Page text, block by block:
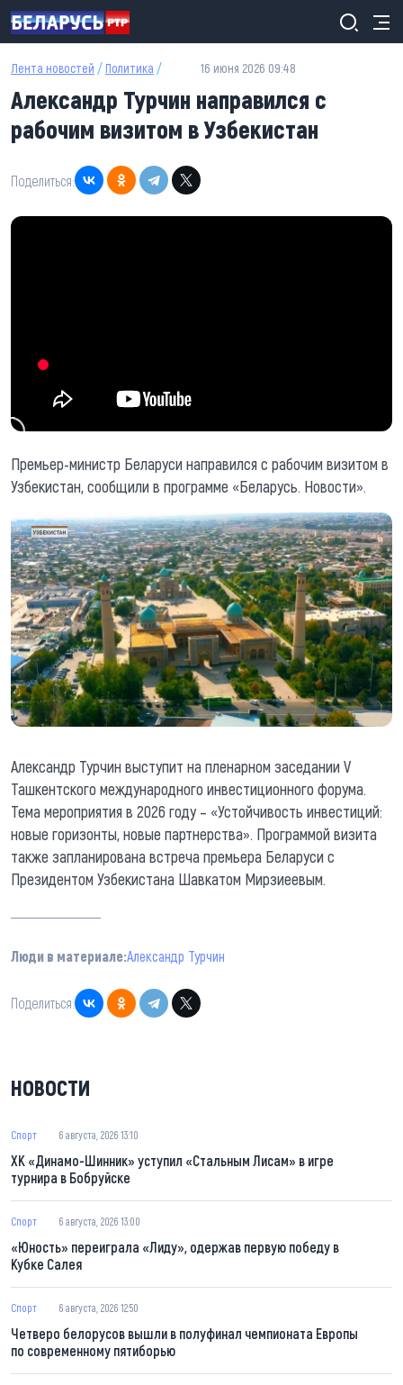
Перейти к основному содержанию
Лента новостей / Политика / 16 июня 2026 09:48
Александр Турчин направился с
рабочим визитом в Узбекистан
Поделиться:
Премьер-министр Беларуси направился с рабочим визитом в
Узбекистан, сообщили в программе «Беларусь. Новости».
Александр Турчин выступит на пленарном заседании V
Ташкентского международного инвестиционного форума.
Тема мероприятия в 2026 году – «Устойчивость инвестиций:
новые горизонты, новые партнерства». Программой визита
также запланирована встреча премьера Беларуси с
Президентом Узбекистана Шавкатом Мирзиеевым.
Люди в материале:Александр Турчин
Поделиться:
НОВОСТИ
Спорт 6 августа, 2026 13:10
ХК «Динамо-Шинник» уступил «Стальным Лисам» в игре
турнира в Бобруйске
Спорт 6 августа, 2026 13:00
«Юность» переиграла «Лиду», одержав первую победу в
Кубке Салея
Спорт 6 августа, 2026 12:50
Четверо белорусов вышли в полуфинал чемпионата Европы
по современному пятиборью